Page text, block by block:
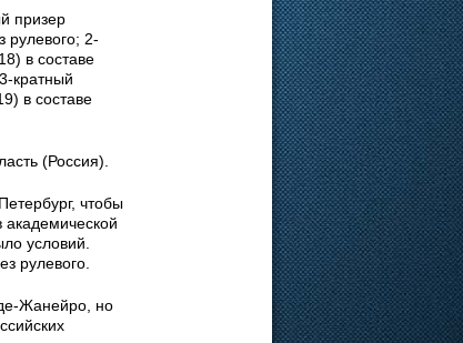
призер
рулевого; 2-
в составе
кратный
в составе
(Россия).
чтобы
академической
условий.
рулевого.
Жанейро, но